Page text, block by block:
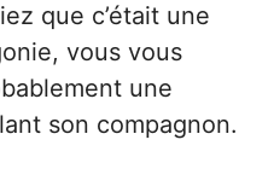
que c’était une
vous vous
une
son compagnon.